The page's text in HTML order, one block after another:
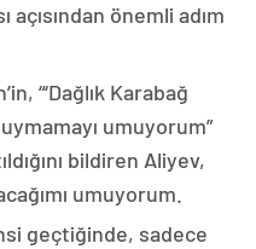
açısından önemli adım
“‘Dağlık Karabağ
umuyorum”
bildiren Aliyev,
umuyorum.
geçtiğinde, sadece